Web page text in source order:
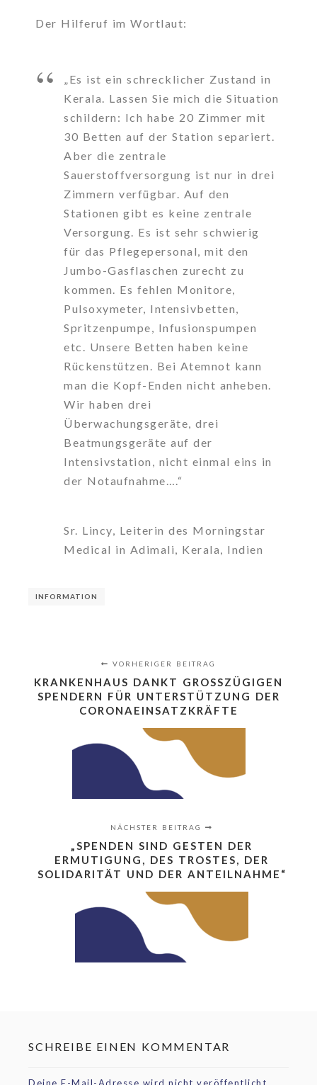
Der Hilferuf im Wortlaut:
„Es ist ein schrecklicher Zustand in
Kerala. Lassen Sie mich die Situation
schildern: Ich habe 20 Zimmer mit
30 Betten auf der Station separiert.
Aber die zentrale
Sauerstoffversorgung ist nur in drei
Zimmern verfügbar. Auf den
Stationen gibt es keine zentrale
Versorgung. Es ist sehr schwierig
für das Pflegepersonal, mit den
Jumbo-Gasflaschen zurecht zu
kommen. Es fehlen Monitore,
Pulsoxymeter, Intensivbetten,
Spritzenpumpe, Infusionspumpen
etc. Unsere Betten haben keine
Rückenstützen. Bei Atemnot kann
man die Kopf-Enden nicht anheben.
Wir haben drei
Überwachungsgeräte, drei
Beatmungsgeräte auf der
Intensivstation, nicht einmal eins in
der Notaufnahme….“
Sr. Lincy, Leiterin des Morningstar
Medical in Adimali, Kerala, Indien
INFORMATION
VORHERIGER BEITRAG
KRANKENHAUS DANKT GROSSZÜGIGEN S
PENDERN FÜR UNTERSTÜTZUNG DER C
ORONAEINSATZKRÄFTE
NÄCHSTER BEITRAG
„SPENDEN SIND GESTEN DER
ERMUTIGUNG, DES TROSTES, DER
SOLIDARITÄT UND DER ANTEILNAHME“
SCHREIBE EINEN KOMMENTAR